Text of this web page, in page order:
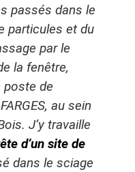
passés dans le
particules et du
par le
la fenêtre,
poste de
au sein
J’y travaille
d’un site de
dans le sciage